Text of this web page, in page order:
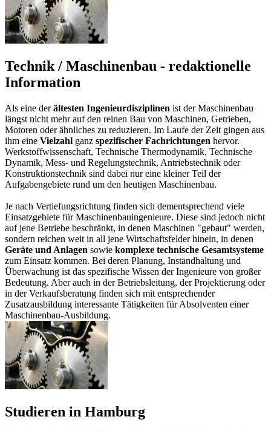
Technik / Maschinenbau - redaktionelle
Information
Als eine derältesten Ingenieurdisziplinen ist der Maschinenbau
längst nicht mehr auf den reinen Bau von Maschinen, Getrieben,
Motoren oder ähnliches zu reduzieren. Im Laufe der Zeit gingen aus
ihm eine Vielzahl ganz spezifischer Fachrichtungen hervor.
Werkstoffwissenschaft, Technische Thermodynamik, Technische
Dynamik, Mess- und Regelungstechnik, Antriebstechnik oder
Konstruktionstechnik sind dabei nur eine kleiner Teil der
Aufgabengebiete rund um den heutigen Maschinenbau.
Je nach Vertiefungsrichtung finden sich dementsprechend viele
Einsatzgebiete für Maschinenbauingenieure. Diese sind jedoch nicht
auf jene Betriebe beschränkt, in denen Maschinen "gebaut" werden,
sondern reichen weit in all jene Wirtschaftsfelder hinein, in denen
Geräte und Anlagen sowie komplexe technische Gesamtsysteme
zum Einsatz kommen. Bei deren Planung, Instandhaltung und
Überwachung ist das spezifische Wissen der Ingenieure von großer
Bedeutung. Aber auch in der Betriebsleitung, der Projektierung oder
in der Verkaufsberatung finden sich mit entsprechender
Zusatzausbildung interessante Tätigkeiten für Absolventen einer
Maschinenbau-Ausbildung.
Studieren in Hamburg